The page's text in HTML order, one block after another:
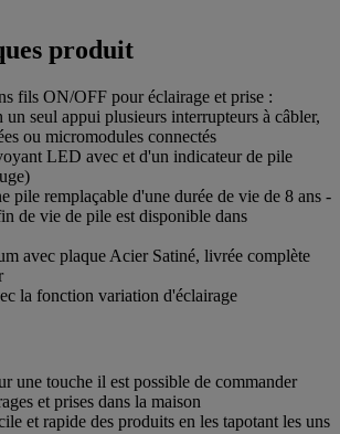
produit
fils ON/OFF pour éclairage et prise :
un seul appui plusieurs interrupteurs à câbler,
ou micromodules connectés
LED avec et d'un indicateur de pile
pile remplaçable d'une durée de vie de 8 ans -
de vie de pile est disponible dans
avec plaque Acier Satiné, livrée complète
la fonction variation d'éclairage
une touche il est possible de commander
et prises dans la maison
et rapide des produits en les tapotant les uns